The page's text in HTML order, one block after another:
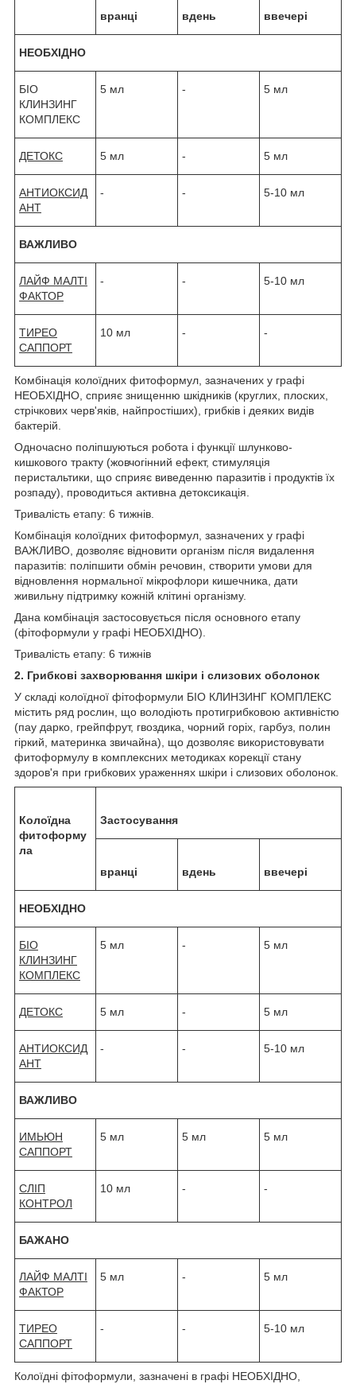
вранці
вдень ввечері
НЕОБХІДНО
БІО
КЛИНЗИНГ
КОМПЛЕКС
5 мл - 5 мл
ДЕТОКС 5 мл - 5 мл
АНТИОКСИД
АНТ
- - 5-10 мл
ВАЖЛИВО
ЛАЙФ МАЛТІ
ФАКТОР
- - 5-10 мл
ТИРЕО
САППОРТ
10 мл - -
Комбінація колоїдних фитоформул, зазначених у графі
НЕОБХІДНО, сприяє знищенню шкідників (круглих, плоских,
стрічкових черв'яків, найпростіших), грибків і деяких видів
бактерій.
Одночасно поліпшуються робота і функції шлунково-
кишкового тракту (жовчогінний ефект, стимуляція
перистальтики, що сприяє виведенню паразитів і продуктів їх
розпаду), проводиться активна детоксикація.
Тривалість етапу: 6 тижнів.
Комбінація колоїдних фитоформул, зазначених у графі
ВАЖЛИВО, дозволяє відновити організм після видалення
паразитів: поліпшити обмін речовин, створити умови для
відновлення нормальної мікрофлори кишечника, дати
живильну підтримку кожній клітині організму.
Дана комбінація застосовується після основного етапу
(фітоформули у графі НЕОБХІДНО).
Тривалість етапу: 6 тижнів
2. Грибкові захворювання шкіри і слизових оболонок
У складі колоїдної фітоформули БІО КЛИНЗИНГ КОМПЛЕКС
містить ряд рослин, що володіють протигрибковою активністю
(пау дарко, грейпфрут, гвоздика, чорний горіх, гарбуз, полин
гіркий, материнка звичайна), що дозволяє використовувати
фитоформулу в комплексних методиках корекції стану
здоров'я при грибкових ураженнях шкіри і слизових оболонок.
Колоїдна
фитоформу
ла
Застосування
вранці вдень ввечері
НЕОБХІДНО
БІО
КЛИНЗИНГ
КОМПЛЕКС
5 мл - 5 мл
ДЕТОКС 5 мл - 5 мл
АНТИОКСИД
АНТ
- - 5-10 мл
ВАЖЛИВО
ИМЬЮН
САППОРТ
5 мл 5 мл 5 мл
СЛІП
КОНТРОЛ
10 мл - -
БАЖАНО
ЛАЙФ МАЛТІ
ФАКТОР
5 мл - 5 мл
ТИРЕО
САППОРТ
- - 5-10 мл
Колоїдні фітоформули, зазначені в графі НЕОБХІДНО,